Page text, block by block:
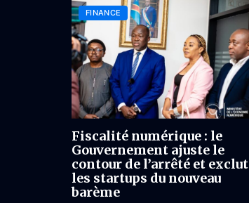
FINANCE
Fiscalité numérique : le
Gouvernement ajuste le
contour de l’arrêté et exclut
les startups du nouveau
barème